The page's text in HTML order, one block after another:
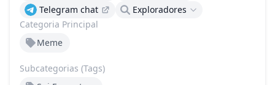
Categoria Principal
Meme
Subcategorias (Tags)
Telegram chat
Exploradores